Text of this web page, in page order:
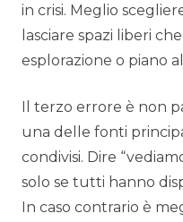
in crisi. Meglio
lasciare spazi liberi
esplorazione o piano
Il terzo errore è non
una delle fonti
condivisi. Dire
solo se tutti hanno
In caso contrario è